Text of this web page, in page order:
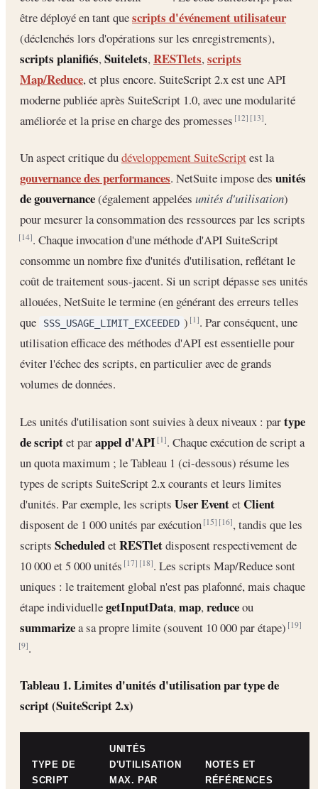
être déployé en tant quescripts d'événement utilisateur
(déclenchés lors d'opérations sur les enregistrements),
scripts planifiés,Suitelets,RESTlets,scripts
Map/Reduce, et plus encore. SuiteScript 2.x est une API
moderne publiée après SuiteScript 1.0, avec une modularité
améliorée et la prise en charge des promesses[12] [13].
Un aspect critique dudéveloppement SuiteScriptest la
gouvernance des performances. NetSuite impose des unités
de gouvernance(également appelées unités d'utilisation)
pour mesurer la consommation des ressources par les scripts
[14]. Chaque invocation d'une méthode d'API SuiteScript
consomme un nombre fixe d'unités d'utilisation, reflétant le
coût de traitement sous-jacent. Si un script dépasse ses unités
allouées, NetSuite le termine (en générant des erreurs telles
que
SSS_USAGE_LIMIT_EXCEEDED )[1]. Par conséquent, une
utilisation efficace des méthodes d'API est essentielle pour
éviter l'échec des scripts, en particulier avec de grands
volumes de données.
Les unités d'utilisation sont suivies à deux niveaux : partype
de scriptet parappel d'API [1]. Chaque exécution de script a
un quota maximum ; le Tableau 1 (ci-dessous) résume les
types de scripts SuiteScript 2.x courants et leurs limites
d'unités. Par exemple, les scripts User EventetClient
disposent de 1 000 unités par exécution[15] [16], tandis que les
scripts ScheduledetRESTletdisposent respectivement de
10 000 et 5 000 unités[17] [18]. Les scripts Map/Reduce sont
uniques : le traitement global n'est pas plafonné, mais chaque
étape individuellegetInputData,map,reduceou
summarizea sa propre limite (souvent 10 000 par étape)[19]
[9].
Tableau 1. Limites d'unités d'utilisation par type de
script (SuiteScript 2.x)
TYPE DE
SCRIPT
UNITÉS
D'UTILISATION
MAX. PAR
NOTES ET
RÉFÉRENCES